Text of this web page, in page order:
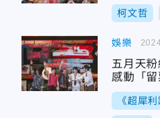
柯文哲
娛樂
五月天
感動「
月花蓮見
《超犀利